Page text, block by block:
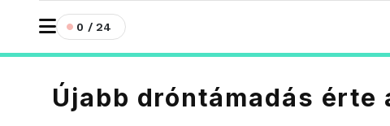
0 / 24
Újabb dróntámadás